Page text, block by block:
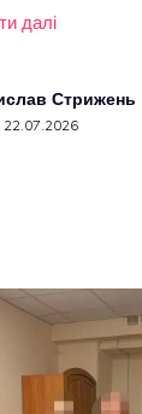
далі
Стрижень
22.07.2026